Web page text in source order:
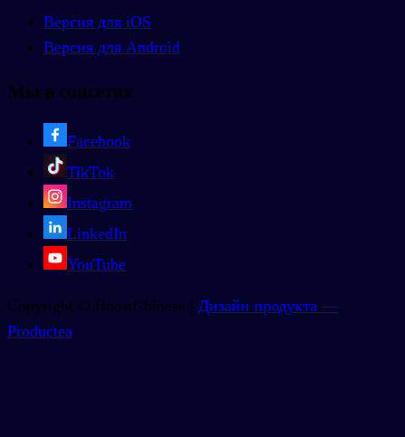
Версия для iOS
Версия для Android
Мы в соцсетях
Facebook
TikTok
Instagram
LinkedIn
YouTube
Copyright © BoostChinese | Дизайн продукта —
Productea